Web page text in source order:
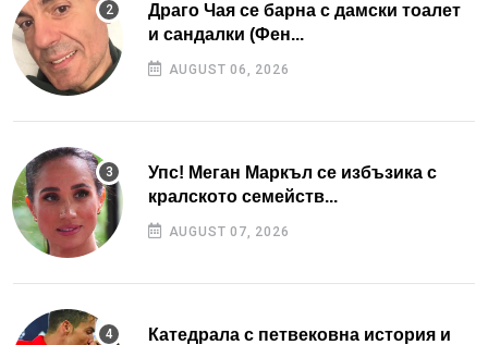
Драго Чая се барна с дамски тоалет
и сандалки (Фен...
AUGUST 06, 2026
Упс! Меган Маркъл се избъзика с
кралското семейств...
AUGUST 07, 2026
Катедрала с петвековна история и